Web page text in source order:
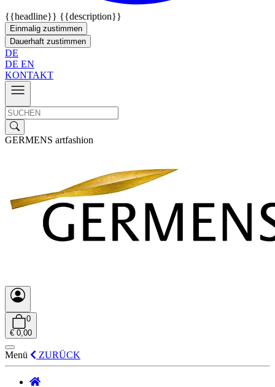
{{headline}} {{description}}
Einmalig zustimmen
Dauerhaft zustimmen
DE
DE EN
KONTAKT
GERMENS artfashion
0
€ 0,00
Menü ZURÜCK